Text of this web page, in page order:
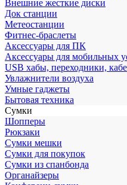
Внешние жесткие диски
Док станции
Метеостанции
Фитнес-браслеты
Аксессуары для ПК
Аксессуары для мобильных
USB хабы, переходники,
Увлажнители воздуха
Умные гаджеты
Бытовая техника
Сумки
Шопперы
Рюкзаки
Сумки мешки
Сумки для покупок
Сумки из спанбонда
Органайзеры